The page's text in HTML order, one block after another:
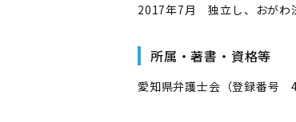
2017年7月 独立し、おがわ
所属・著書・資格等
愛知県弁護士会（登録番号